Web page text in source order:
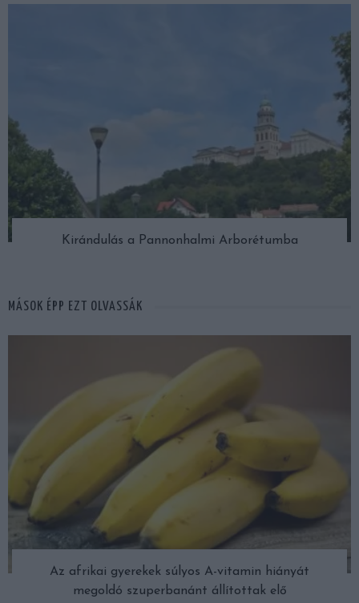
Kirándulás a Pannonhalmi Arborétumba
MÁSOK ÉPP EZT OLVASSÁK
Az afrikai gyerekek súlyos A-vitamin hiányát
megoldó szuperbanánt állítottak elő